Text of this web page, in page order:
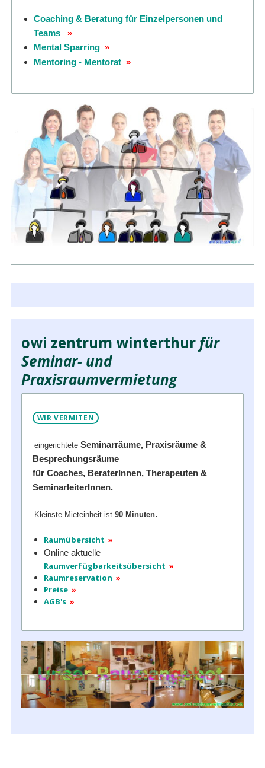
Coaching & Beratung für Einzelpersonen und
Teams
»
Mental Sparring »
Mentoring - Mentorat »
owi zentrum winterthurfür
Seminar- und
Praxisraumvermietung
WIR VERMITEN
eingerichteteSeminarräume, Praxisräume &
Besprechungsräume
für Coaches, BeraterInnen, Therapeuten &
SeminarleiterInnen.
Kleinste Mieteinheit ist 90 Minuten.
Raumübersicht »
Online aktuelle
Raumverfügbarkeitsübersicht »
Raumreservation »
Preise »
AGB's »